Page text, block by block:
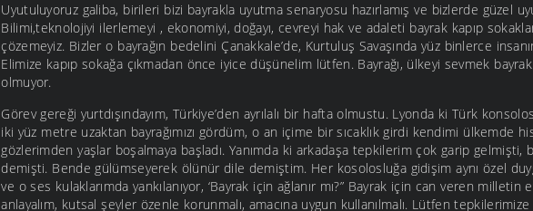
Uyutuluyoruz galiba, birileri bizi bayrakla uyutma senaryosu hazırlamış ve bizlerde güzel
Bilimi,teknolojiyi ilerlemeyi , ekonomiyi, doğayı, cevreyi hak ve adaleti bayrak kapıp
çözemeyiz. Bizler o bayrağın bedelini Çanakkale’de, Kurtuluş Savaşında yüz binlerce
Elimize kapıp sokağa çıkmadan önce iyice düşünelim lütfen. Bayrağı, ülkeyi sevmek
olmuyor.
Görev gereği yurtdışındayım, Türkiye’den ayrılalı bir hafta olmustu. Lyonda ki Türk
iki yüz metre uzaktan bayrağımızı gördüm, o an içime bir sıcaklık girdi kendimi ülkemde
gözlerimden yaşlar boşalmaya başladı. Yanımda ki arkadaşa tepkilerim çok garip gelmişti,
demişti. Bende gülümseyerek ölünür dile demiştim. Her kosolosluğa gidişim aynı özel
ve o ses kulaklarımda yankılanıyor, ‘Bayrak için ağlanır mı?” Bayrak için can veren milletin
anlayalım, kutsal şeyler özenle korunmalı, amacına uygun kullanılmalı. Lütfen